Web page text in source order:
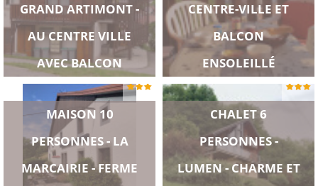
GRAND ARTIMONT -
AU CENTRE VILLE
AVEC BALCON
CENTRE-VILLE ET
BALCON
ENSOLEILLÉ
MAISON 10
PERSONNES - LA
MARCAIRIE - FERME
CHALET 6
PERSONNES -
LUMEN - CHARME ET